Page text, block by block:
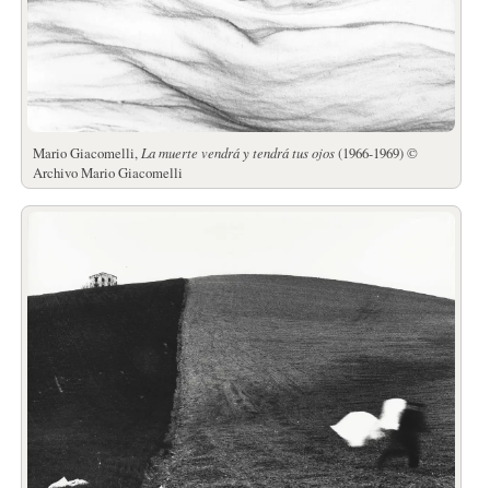
Mario Giacomelli, La muerte vendrá y tendrá tus ojos(1966-1969) ©
Archivo Mario Giacomelli